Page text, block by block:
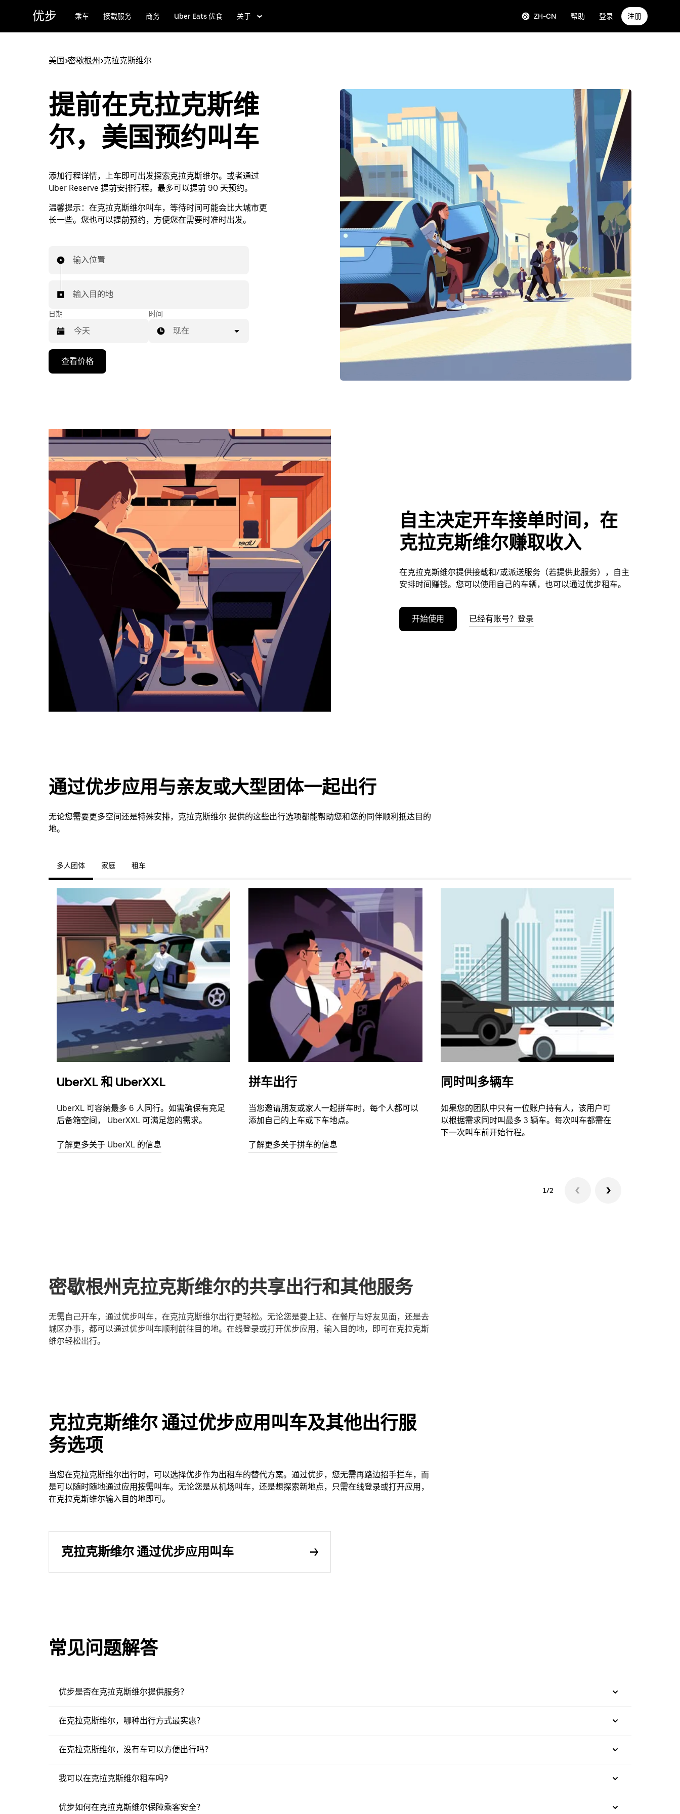
优步 乘车 接载服务 商务 Uber Eats 优食 关于 ZH-CN 帮助 登录 注册
美国>密歇根州>克拉克斯维尔
提前在克拉克斯维
尔，美国预约叫车
添加行程详情，上车即可出发探索克拉克斯维尔。或者通过
Uber Reserve 提前安排行程。最多可以提前 90 天预约。
温馨提示： 在克拉克斯维尔叫车，等待时间可能会比大城市更
长一些。您也可以提前预约，方便您在需要时准时出发。
输入位置
输入目的地
日期
向
可
浏
览
日
历
择
期。
按
关
闭
日
历。
时间
现在
查看价格
自主决定开车接单时间，在
克拉克斯维尔赚取收入
在克拉克斯维尔提供接载和/或派送服务（若提供此服务），自主
安排时间赚钱。您可以使用自己的车辆，也可以通过优步租车。
开始使用 已经有账号？登录
通过优步应用与亲友或大型团体一起出行
无论您需要更多空间还是特殊安排，克拉克斯维尔 提供的这些出行选项都能帮助您和您的同伴顺利抵达目的
地。
多人团体 家庭 租车
UberXL 和 UberXXL
UberXL 可容纳最多 6 人同行。如需确保有充足
后备箱空间， UberXXL 可满足您的需求。
了解更多关于 UberXL 的信息
拼车出行
当您邀请朋友或家人一起拼车时，每个人都可以
添加自己的上车或下车地点。
了解更多关于拼车的信息
同时叫多辆车
如果您的团队中只有一位账户持有人，该用户可
以根据需求同时叫最多 3 辆车。每次叫车都需在
下一次叫车前开始行程。
1/2
密歇根州克拉克斯维尔的共享出行和其他服务
无需自己开车，通过优步叫车，在克拉克斯维尔出行更轻松。无论您是要上班、在餐厅与好友见面，还是去
城区办事，都可以通过优步叫车顺利前往目的地。在线登录或打开优步应用，输入目的地，即可在克拉克斯
维尔轻松出行。
克拉克斯维尔 通过优步应用叫车及其他出行服
务选项
当您在克拉克斯维尔出行时，可以选择优步作为出租车的替代方案。通过优步，您无需再路边招手拦车，而
是可以随时随地通过应用按需叫车。无论您是从机场叫车，还是想探索新地点，只需在线登录或打开应用，
在克拉克斯维尔输入目的地即可。
克拉克斯维尔 通过优步应用叫车
常见问题解答
优步是否在克拉克斯维尔提供服务？
在克拉克斯维尔，哪种出行方式最实惠？
在克拉克斯维尔，没有车可以方便出行吗？
我可以在克拉克斯维尔租车吗?
优步如何在克拉克斯维尔保障乘客安全？